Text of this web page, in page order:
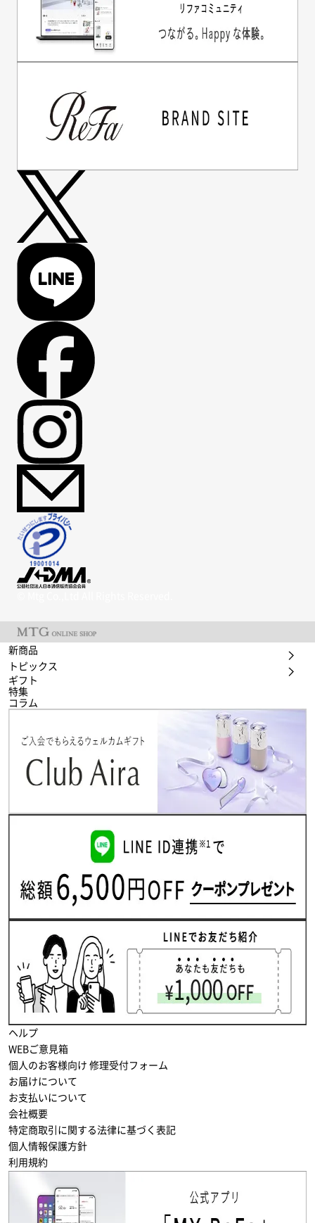
新商品
トピックス
ギフト
特集
コラム
ヘルプ
WEBご意見箱
個人のお客様向け 修理受付フォーム
お届けについて
お支払いについて
会社概要
特定商取引に関する法律に基づく表記
個人情報保護方針
利用規約